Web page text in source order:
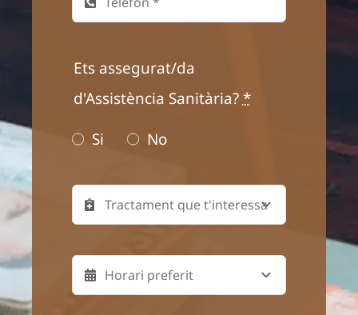
Ets assegurat/da
d'Assistència Sanitària?*
Si
No